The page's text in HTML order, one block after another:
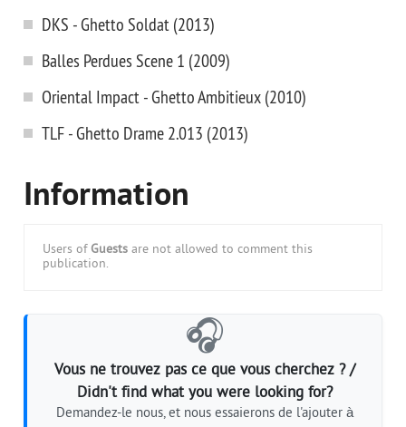
DKS - Ghetto Soldat (2013)
Balles Perdues Scene 1 (2009)
Oriental Impact - Ghetto Ambitieux (2010)
TLF - Ghetto Drame 2.013 (2013)
Information
Users of Guests are not allowed to comment this
publication.
🎧
Vous ne trouvez pas ce que vous cherchez ? /
Didn't find what you were looking for?
Demandez-le nous, et nous essaierons de l'ajouter à